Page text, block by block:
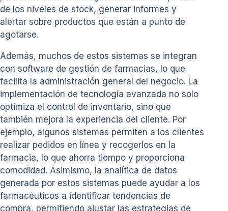
de los niveles de stock, generar informes y
alertar sobre productos que están a punto de
agotarse.
Además, muchos de estos sistemas se integran
con software de gestión de farmacias, lo que
facilita la administración general del negocio. La
implementación de tecnología avanzada no solo
optimiza el control de inventario, sino que
también mejora la experiencia del cliente. Por
ejemplo, algunos sistemas permiten a los clientes
realizar pedidos en línea y recogerlos en la
farmacia, lo que ahorra tiempo y proporciona
comodidad. Asimismo, la analítica de datos
generada por estos sistemas puede ayudar a los
farmacéuticos a identificar tendencias de
compra, permitiendo ajustar las estrategias de